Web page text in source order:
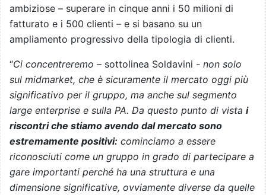
ambiziose – superare in cinque anni i 50 milioni di
fatturato e i 500 clienti – e si basano su un
ampliamento progressivo della tipologia di clienti.
“Ci concentreremo – sottolinea Soldavini - non solo
sul midmarket, che è sicuramente il mercato oggi più
significativo per il gruppo, ma anche sul segmento
large enterprise e sulla PA. Da questo punto di vista i
riscontri che stiamo avendo dal mercato sono
estremamente positivi: cominciamo a essere
riconosciuti come un gruppo in grado di partecipare a
gare importanti perché ha una struttura e una
dimensione significative, ovviamente diverse da quelle